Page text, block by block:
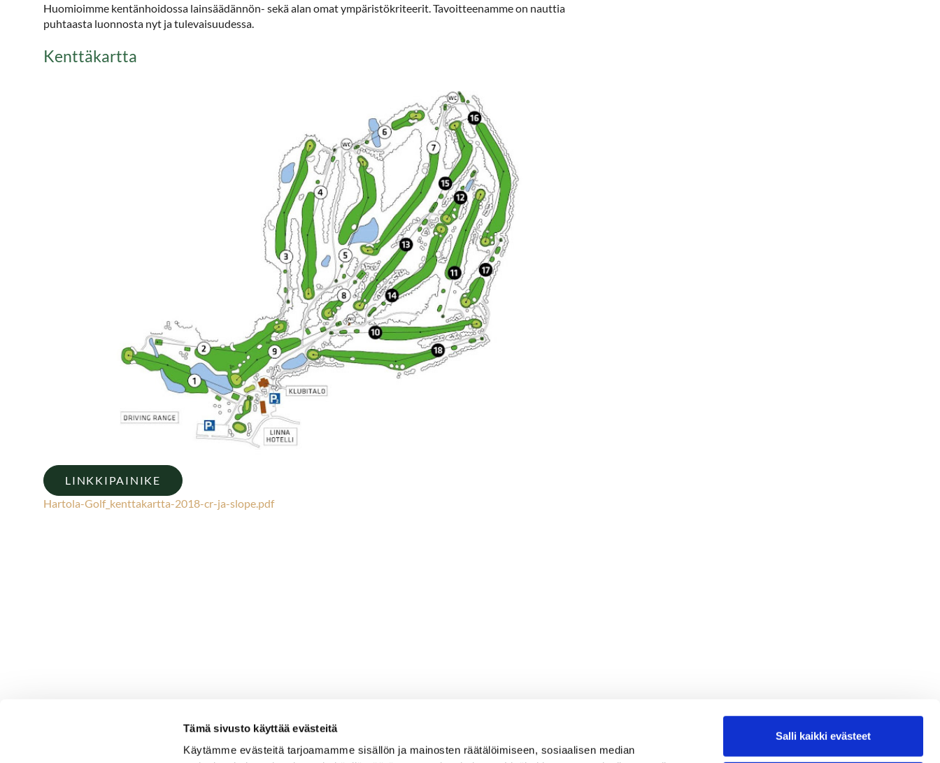
Tämä sivusto käyttää evästeitä
Käytämme evästeitä tarjoamamme sisällön ja mainosten räätälöimiseen, sosiaalisen median
Salli kaikki evästeet
Huomioimme kentänhoidossa lainsäädännön- sekä alan omat ympäristökriteerit. Tavoitteenamme on nauttia
puhtaasta luonnosta nyt ja tulevaisuudessa.
Kenttäkartta
LINKKIPAINIKE
Hartola-Golf_kenttakartta-2018-cr-ja-slope.pdf